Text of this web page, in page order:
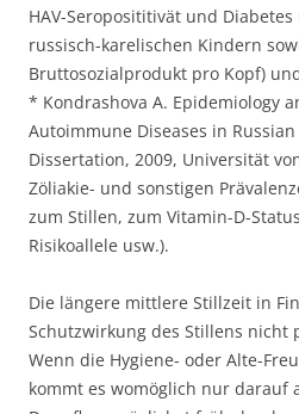
HAV-Seroposititivät und
russisch-karelischen Kindern
Bruttosozialprodukt pro Kopf)
* Kondrashova A. Epidemiology
Autoimmune Diseases in
Dissertation, 2009, Universität
Zöliakie- und sonstigen
zum Stillen, zum Vitamin-D-
Risikoallele usw.).
Die längere mittlere Stillzeit in
Schutzwirkung des Stillens nicht
Wenn die Hygiene- oder Alte-
kommt es womöglich nur darauf